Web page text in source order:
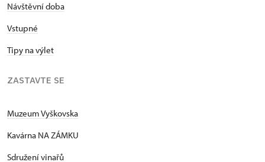
Návštěvní doba
Vstupné
Tipy na výlet
ZASTAVTE SE
Muzeum Vyškovska
Kavárna NA ZÁMKU
Sdružení vinařů